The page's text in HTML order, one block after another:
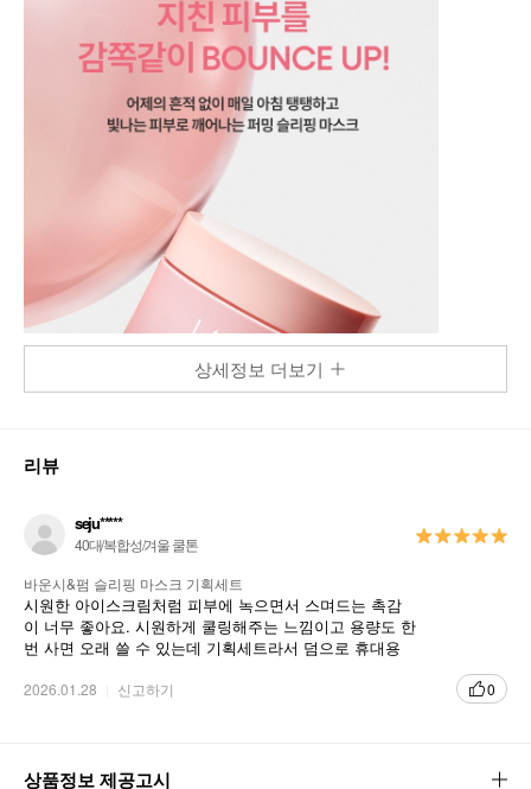
상세정보 더보기
리뷰
seju*****
40대/복합성/겨울 쿨톤
바운시&펌 슬리핑 마스크 기획세트
시원한 아이스크림처럼 피부에 녹으면서 스며드는 촉감
이 너무 좋아요. 시원하게 쿨링해주는 느낌이고 용량도 한
번 사면 오래 쓸 수 있는데 기획세트라서 덤으로 휴대용
에 듭니다.
2026.01.28 신고하기 0
상품정보 제공고시